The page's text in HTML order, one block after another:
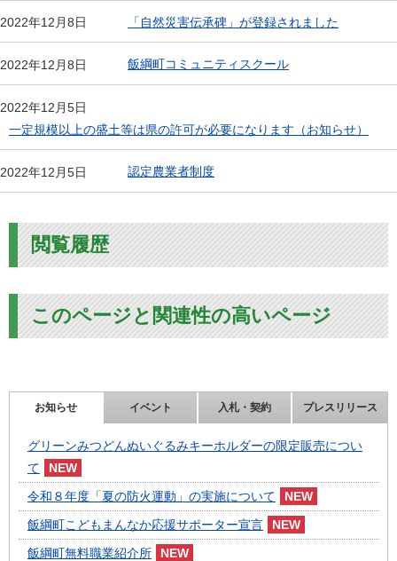
2022年12月8日 「自然災害伝承碑」が登録されました
2022年12月8日 飯綱町コミュニティスクール
2022年12月5日
一定規模以上の盛土等は県の許可が必要になります（お知らせ）
2022年12月5日 認定農業者制度
閲覧履歴
このページと関連性の高いページ
お知らせ イベント 入札・契約 プレスリリース
グリーンみつどんぬいぐるみキーホルダーの限定販売につい
て
令和８年度「夏の防火運動」の実施について
飯綱町こどもまんなか応援サポーター宣言
飯綱町無料職業紹介所